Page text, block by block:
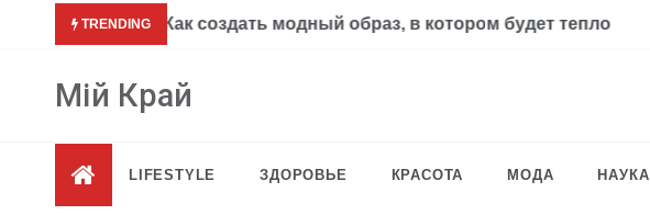
TRENDING Платья и брюки на весну-лето 2021-го: привет из 80-х
Мій Край
LIFESTYLE ЗДОРОВЬЕ КРАСОТА МОДА НАУКА